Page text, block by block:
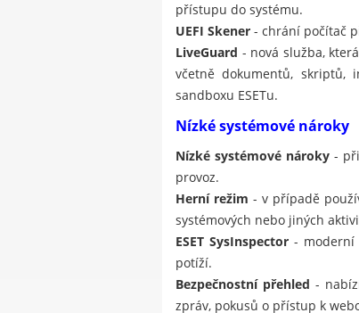
přístupu do systému.
UEFI Skener - chrání počítač
LiveGuard - nová služba,
včetně dokumentů, skriptů,
sandboxu ESETu.
Nízké systémové nároky
Nízké systémové nároky-
provoz.
Herní režim - v případě
systémových nebo jiných
ESET SysInspector - moderní
potíží.
Bezpečnostní přehled -
zpráv, pokusů o přístup k